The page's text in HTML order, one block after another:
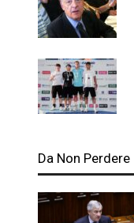
Da Non Perdere